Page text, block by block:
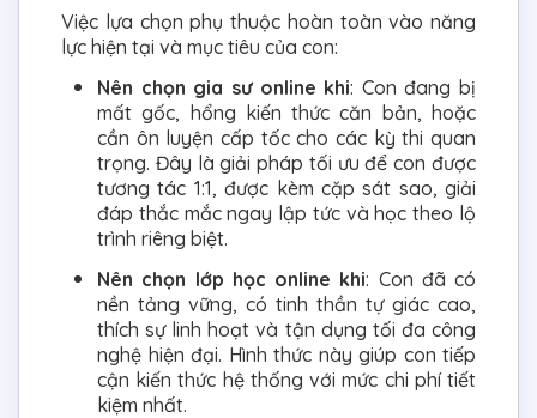
Việc lựa chọn phụ thuộc hoàn toàn vào năng
lực hiện tại và mục tiêu của con:
Nên chọn gia sư online khi: Con đang bị
mất gốc, hổng kiến thức căn bản, hoặc
cần ôn luyện cấp tốc cho các kỳ thi quan
trọng. Đây là giải pháp tối ưu để con được
tương tác 1:1, được kèm cặp sát sao, giải
đáp thắc mắc ngay lập tức và học theo lộ
trình riêng biệt.
Nên chọn lớp học online khi: Con đã có
nền tảng vững, có tinh thần tự giác cao,
thích sự linh hoạt và tận dụng tối đa công
nghệ hiện đại. Hình thức này giúp con tiếp
cận kiến thức hệ thống với mức chi phí tiết
kiệm nhất.